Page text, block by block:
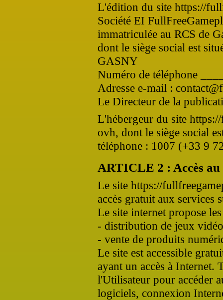
L'édition du site https://
Société EI
immatriculée au RCS de
dont le siège social est
GASNY
Numéro de téléphone
Adresse e-mail :
Le Directeur de la
L'hébergeur du site
ovh, dont le siège social
téléphone : 1007 (+33 9
ARTICLE 2 : Accès au
Le site https://
accès gratuit aux services
Le site internet propose
- distribution de jeux
- vente de produits
Le site est accessible
ayant un accès à Internet.
l'Utilisateur pour accéder
logiciels, connexion